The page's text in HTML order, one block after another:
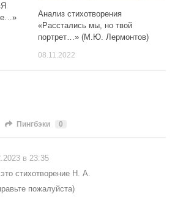
Анализ стихотворения
«Расстались мы, но твой
портрет…» (М.Ю. Лермонтов)
08.11.2022
Пингбэки 0
в 23:35
стихотворение Н. А.
пожалуйста)